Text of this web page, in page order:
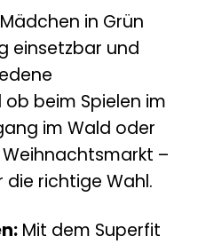
in Grün
einsetzbar und
beim Spielen im
im Wald oder
–
die richtige Wahl.
Mit dem Superfit